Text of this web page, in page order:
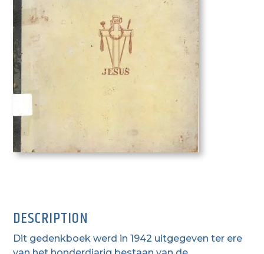
DESCRIPTION
Dit gedenkboek werd in 1942 uitgegeven ter ere